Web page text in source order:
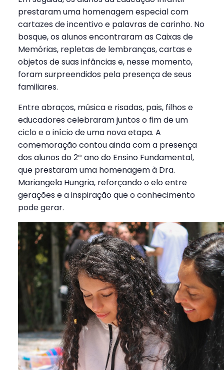
prestaram uma homenagem especial com
cartazes de incentivo e palavras de carinho. No
bosque, os alunos encontraram as Caixas de
Memórias, repletas de lembranças, cartas e
objetos de suas infâncias e, nesse momento,
foram surpreendidos pela presença de seus
familiares.
Entre abraços, música e risadas, pais, filhos e
educadores celebraram juntos o fim de um
ciclo e o início de uma nova etapa. A
comemoração contou ainda com a presença
dos alunos do 2º ano do Ensino Fundamental,
que prestaram uma homenagem à Dra.
Mariangela Hungria, reforçando o elo entre
gerações e a inspiração que o conhecimento
pode gerar.